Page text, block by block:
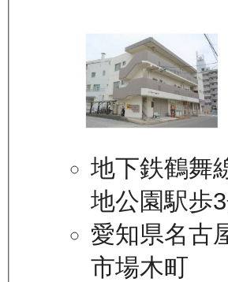
地下鉄鶴舞
地公園駅歩
愛知県名古
市場木町